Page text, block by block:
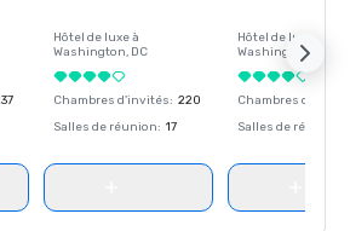
Hôtel de luxe à
Washington, DC
Chambres d'invités: 220
Salles de réunion: 17
Hôtel de luxe à
Washington
Chambres
Salles de réunion